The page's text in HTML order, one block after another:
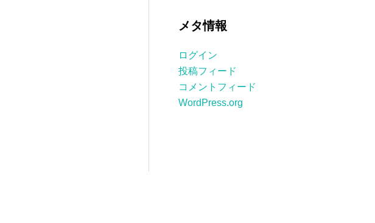
リ
メタ情報
ログイン
投稿フィード
コメントフィード
WordPress.org